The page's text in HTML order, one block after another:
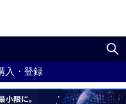
入・登録